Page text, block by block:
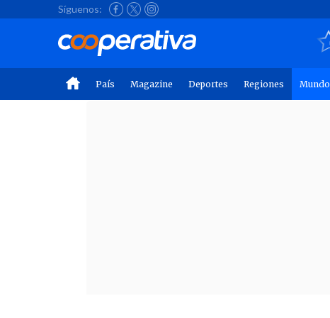
Síguenos:
País Magazine Deportes Regiones Mundo